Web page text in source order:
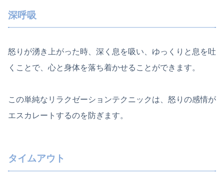
深呼吸
怒りが湧き上がった時、深く息を吸い、ゆっくりと息を吐
くことで、心と身体を落ち着かせることができます。
この単純なリラクゼーションテクニックは、怒りの感情が
エスカレートするのを防ぎます。
タイムアウト